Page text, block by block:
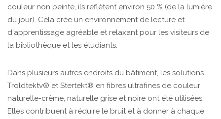
couleur non peinte, ils reflètent environ 50 % (de la lumière
du jour). Cela crée un environnement de lecture et
d'apprentissage agréable et relaxant pour les visiteurs de
la bibliothèque et les étudiants.
Dans plusieurs autres endroits du bâtiment, les solutions
Troldtektv® et Stertekt® en fibres ultrafines de couleur
naturelle-crème, naturelle grise et noire ont été utilisées.
Elles contribuent à réduire le bruit et à donner à chaque